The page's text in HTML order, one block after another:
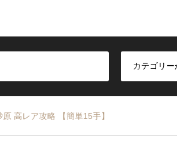
高レア攻略 【簡単15手】